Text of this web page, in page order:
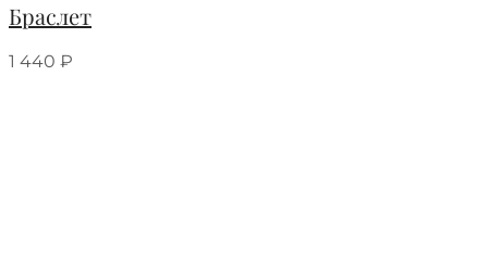
Браслет
1 440 ₽